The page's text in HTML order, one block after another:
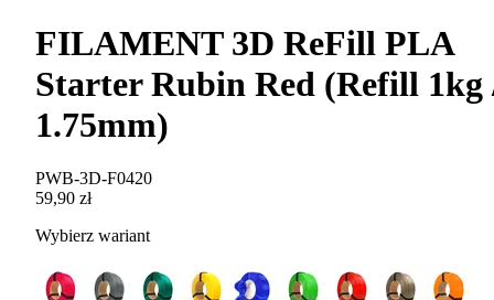
FILAMENT 3D ReFill PLA
Starter Rubin Red (Refill 1kg
1.75mm)
PWB-3D-F0420
59,90 zł
Wybierz wariant